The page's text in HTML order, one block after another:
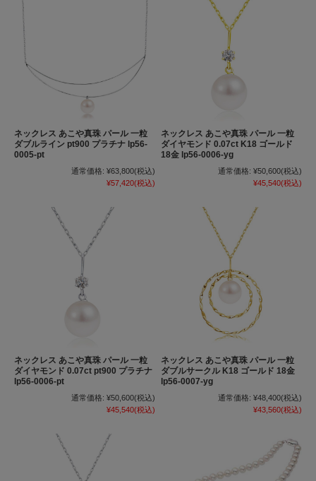
ネックレス あこや真珠 パール 一粒
ダブルライン pt900 プラチナ lp56-
0005-pt
通常価格: ¥63,800(税込)
¥57,420(税込)
ネックレス あこや真珠 パール 一粒
ダイヤモンド 0.07ct K18 ゴールド
18金 lp56-0006-yg
通常価格: ¥50,600(税込)
¥45,540(税込)
ネックレス あこや真珠 パール 一粒
ダイヤモンド 0.07ct pt900 プラチナ
lp56-0006-pt
通常価格: ¥50,600(税込)
¥45,540(税込)
ネックレス あこや真珠 パール 一粒
ダブルサークル K18 ゴールド 18金
lp56-0007-yg
通常価格: ¥48,400(税込)
¥43,560(税込)